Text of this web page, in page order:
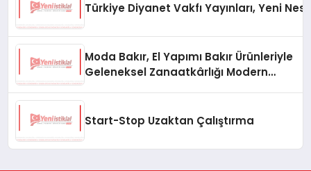
Türkiye Diyanet Vakfı Yayınları, Yeni
Moda Bakır, El Yapımı Bakır Ürünleriyle
Geleneksel Zanaatkârlığı Modern
Start-Stop Uzaktan Çalıştırma